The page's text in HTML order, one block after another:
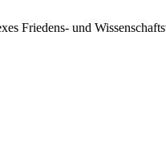
Friedens- und